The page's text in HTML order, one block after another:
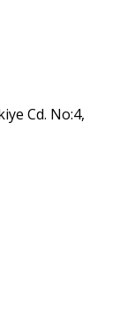
Cd. No:4,